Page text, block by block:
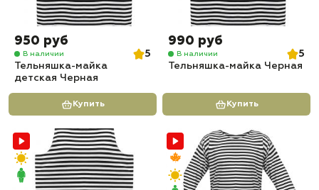
950 руб
В наличии
5
Тельняшка-майка
детская Черная
Купить
990 руб
В наличии
5
Тельняшка-майка Черная
Купить